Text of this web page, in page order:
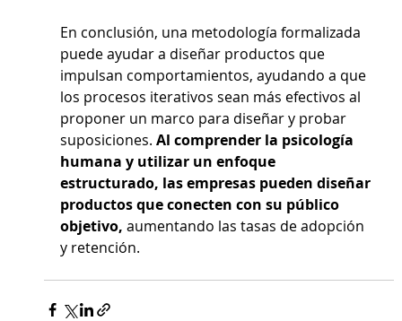
En conclusión, una metodología formalizada
puede ayudar a diseñar productos que
impulsan comportamientos, ayudando a que
los procesos iterativos sean más efectivos al
proponer un marco para diseñar y probar
suposiciones. Al comprender la psicología
humana y utilizar un enfoque
estructurado, las empresas pueden diseñar
productos que conecten con su público
objetivo, aumentando las tasas de adopción
y retención.